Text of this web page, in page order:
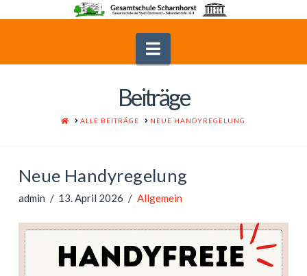
Navigation
Beiträge
HOMEALLE BEITRÄGE NEUE HANDYREGELUNG
Neue Handyregelung
admin 13. April 2026 Allgemein